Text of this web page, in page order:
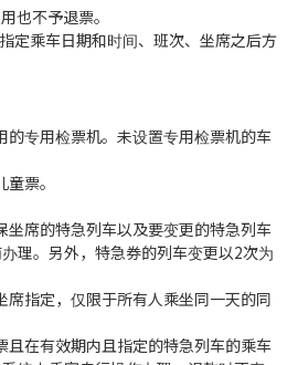
也不予退票。
定乘车日期和时间、班次、坐席之后方
专用检票机。未设置专用检票机的车
票。
席的特急列车以及要变更的特急列车
理。另外，特急券的列车变更以2次为
指定，仅限于所有人乘坐同一天的同
在有效期内且指定的特急列车的乘车